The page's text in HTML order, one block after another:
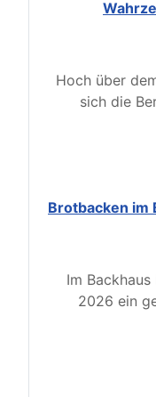
Hoch über
sich die
Brotbacken im
Im
2026 ein